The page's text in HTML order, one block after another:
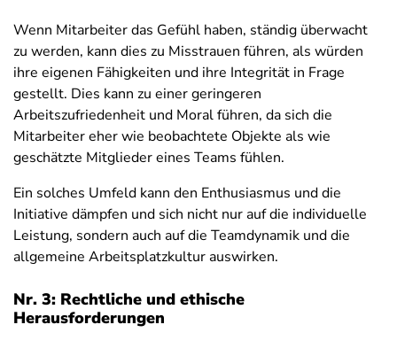
Wenn Mitarbeiter das Gefühl haben, ständig überwacht
zu werden, kann dies zu Misstrauen führen, als würden
ihre eigenen Fähigkeiten und ihre Integrität in Frage
gestellt. Dies kann zu einer geringeren
Arbeitszufriedenheit und Moral führen, da sich die
Mitarbeiter eher wie beobachtete Objekte als wie
geschätzte Mitglieder eines Teams fühlen.
Ein solches Umfeld kann den Enthusiasmus und die
Initiative dämpfen und sich nicht nur auf die individuelle
Leistung, sondern auch auf die Teamdynamik und die
allgemeine Arbeitsplatzkultur auswirken.
Nr. 3: Rechtliche und ethische
Herausforderungen